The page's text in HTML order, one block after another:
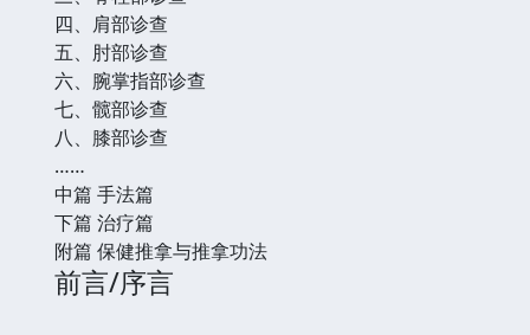
四、肩部诊查
五、肘部诊查
六、腕掌指部诊查
七、髋部诊查
八、膝部诊查
……
中篇 手法篇
下篇 治疗篇
附篇 保健推拿与推拿功法
前言/序言